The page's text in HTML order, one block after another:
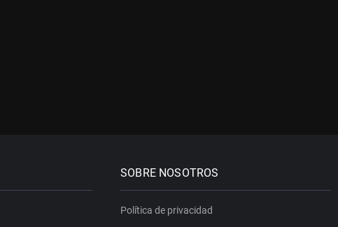
SOBRE NOSOTROS
Política de privacidad